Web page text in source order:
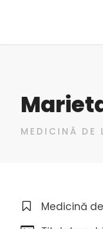
MEDICINĂ DE
Medicină